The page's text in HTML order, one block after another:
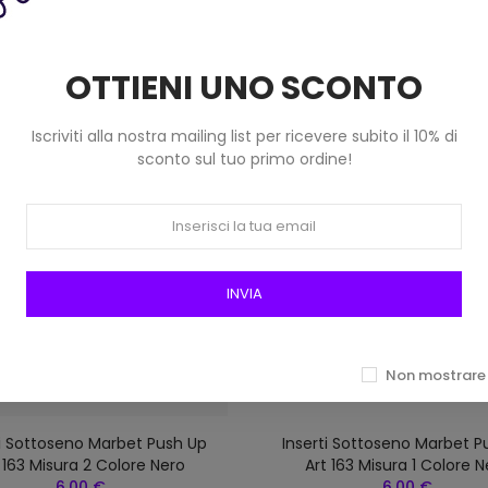
Sottoseno Marbet Push Up
Misura 2 Colore Nero
Inserti Sottoseno Marbet
Art 163 Misura 1 Colore
OTTIENI UNO SCONTO
Iscriviti alla nostra mailing list per ricevere subito il 10% di
sconto sul tuo primo ordine!
INVIA
Non